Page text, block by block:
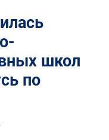
школ
по